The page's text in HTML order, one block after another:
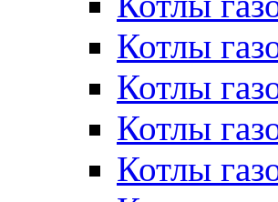
Котлы
Котлы
Котлы
Котлы